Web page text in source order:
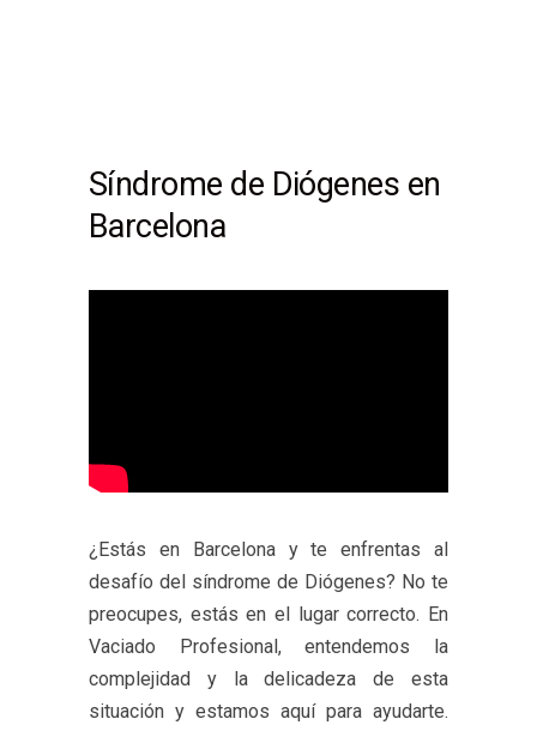
Síndrome de Diógenes en
Barcelona
¿Estás en Barcelona y te enfrentas al
desafío del síndrome de Diógenes? No te
preocupes, estás en el lugar correcto. En
Vaciado Profesional, entendemos la
complejidad y la delicadeza de esta
situación y estamos aquí para ayudarte.